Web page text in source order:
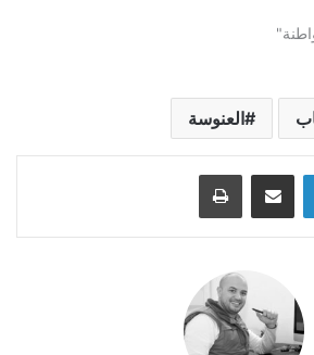
العنوسة
لينكدإن مشاركة عبر البريد طباعة